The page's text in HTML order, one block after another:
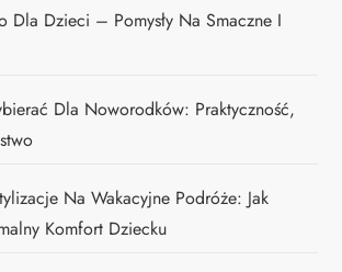
Dla Dzieci – Pomysły Na Smaczne I
Dla Noworodków: Praktyczność,
Na Wakacyjne Podróże: Jak
Komfort Dziecku